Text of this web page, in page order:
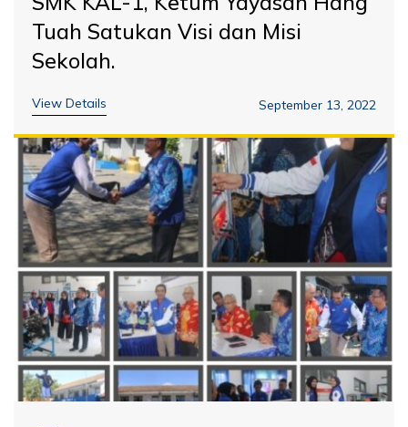
Tuah Satukan Visi dan Misi
Sekolah.
View Details September 13, 2022